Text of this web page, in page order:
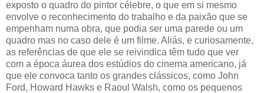
exposto o quadro do pintor célebre, o que em si mesmo
envolve o reconhecimento do trabalho e da paixão que se
empenham numa obra, que podia ser uma parede ou um
quadro mas no caso dele é um filme. Aliás, e curiosamente,
as referências de que ele se reivindica têm tudo que ver
com a época áurea dos estúdios do cinema americano, já
que ele convoca tanto os grandes clássicos, como John
Ford, Howard Hawks e Raoul Walsh, como os pequenos